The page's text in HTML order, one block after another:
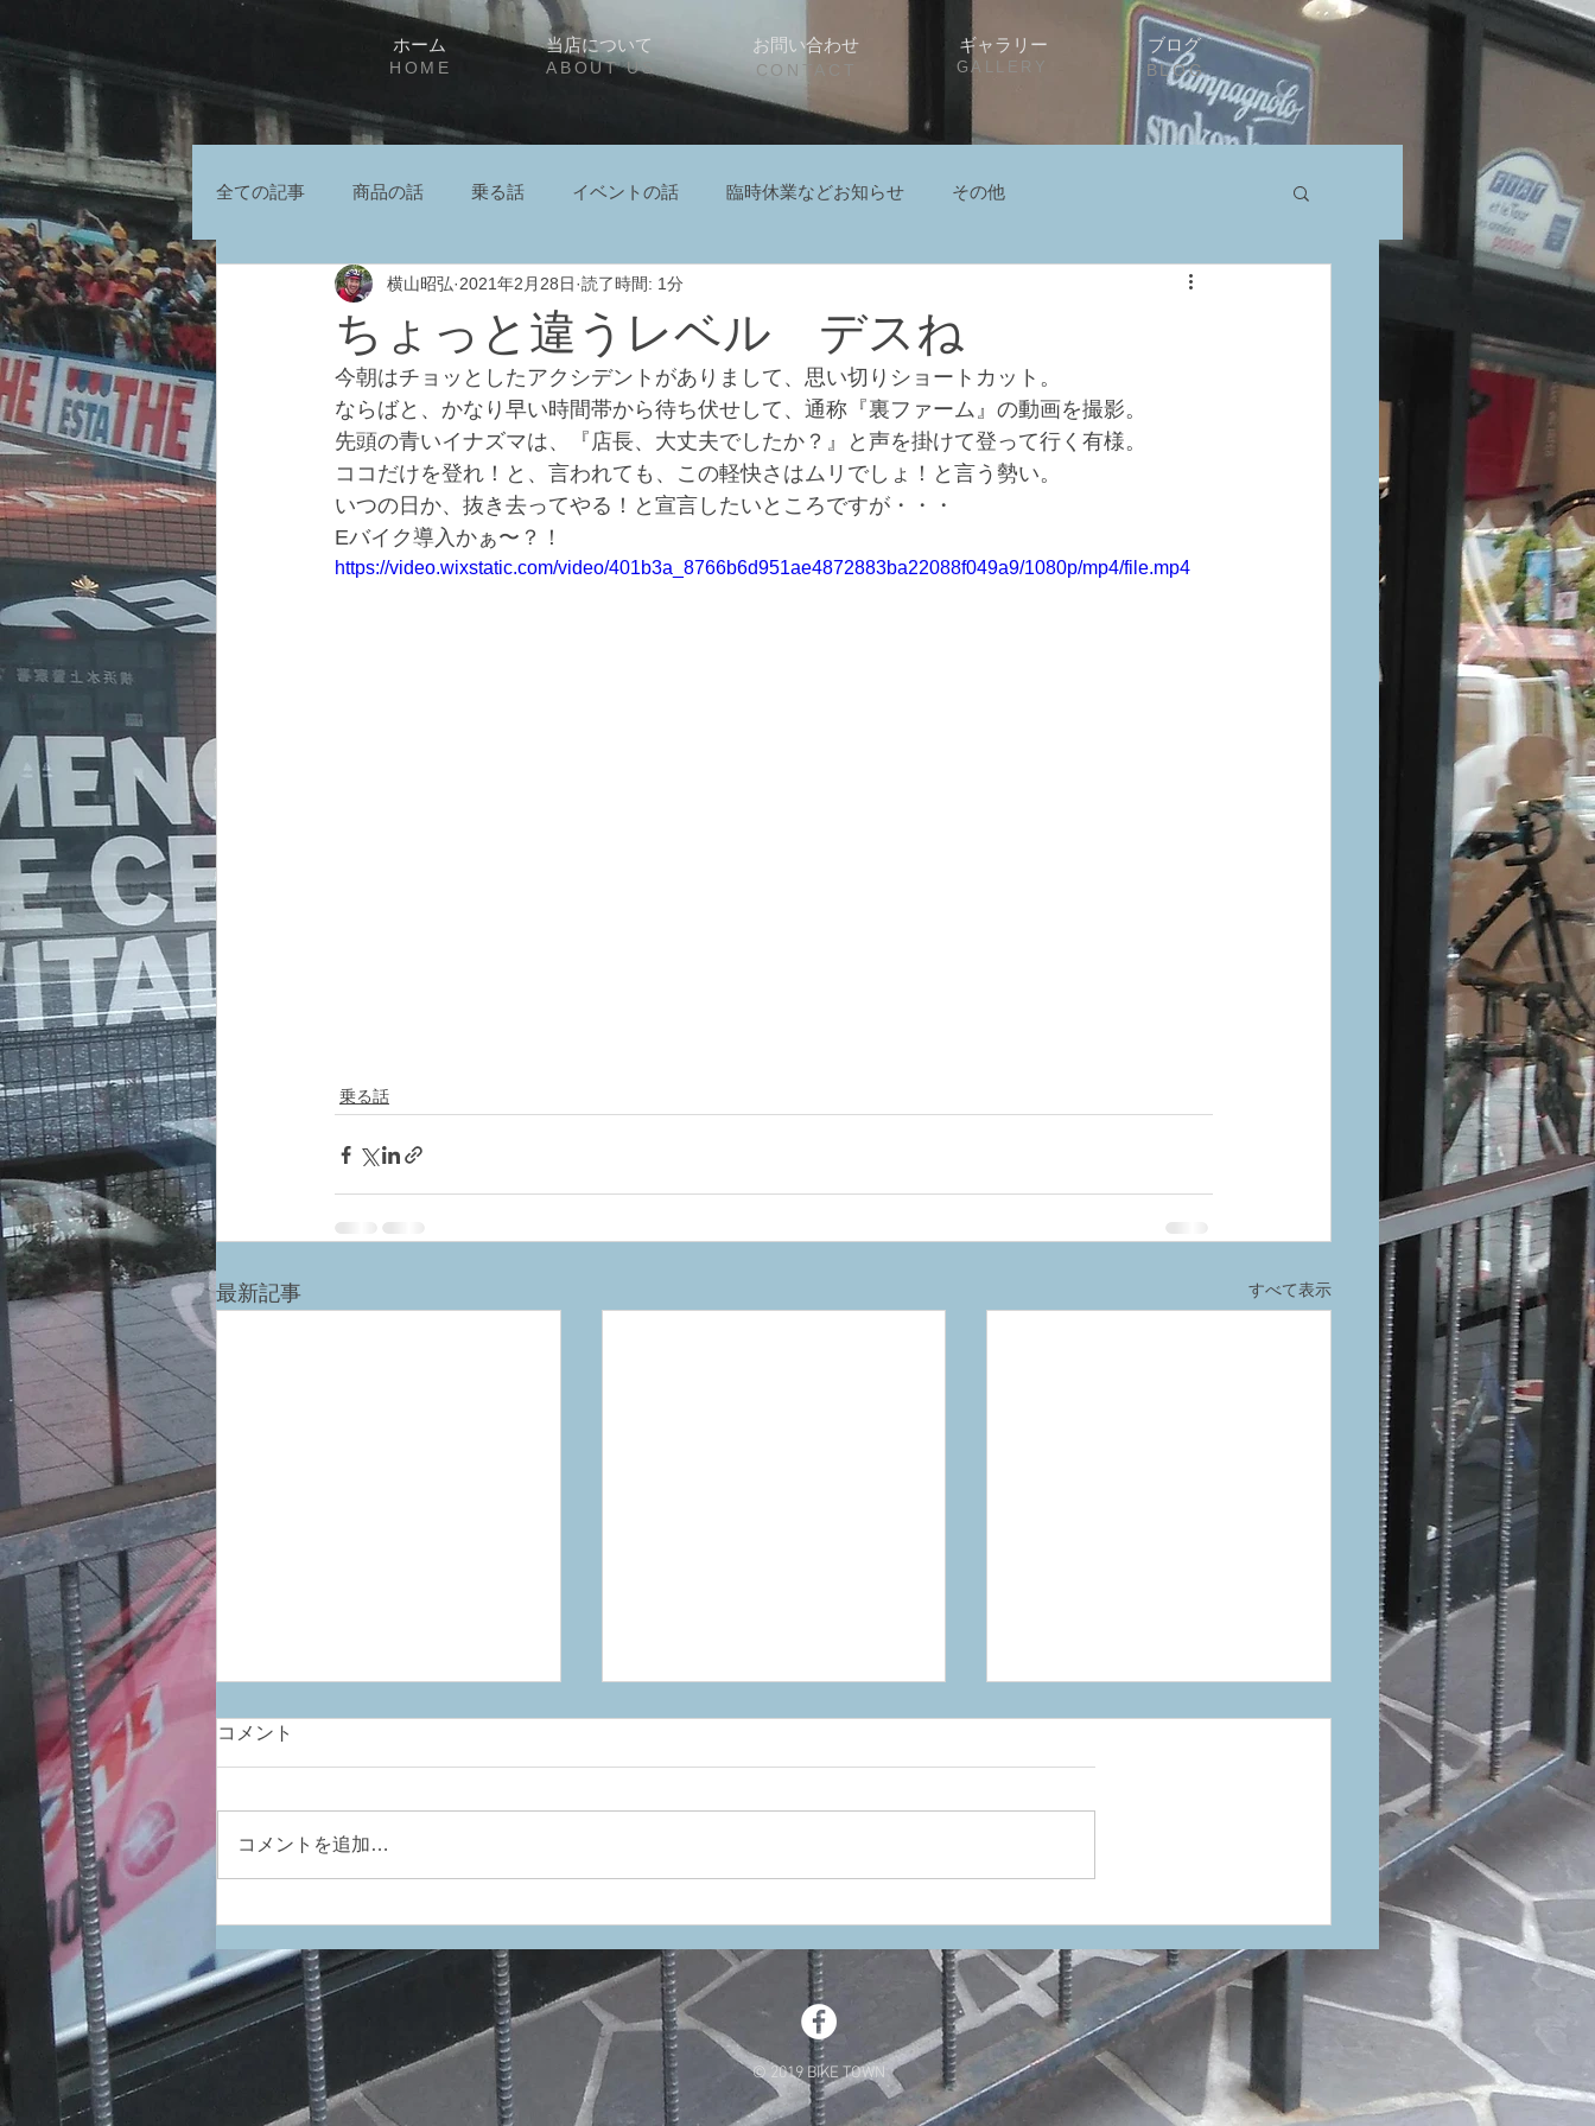
ホーム 当店について お問い合わせ ギャラリー ブログ
HOME ABOUT US GALLERY
CONTACT BLOG
全ての記事 商品の話 乗る話 イベントの話 臨時休業などお知らせ その他
ちょっと違うレベル デスね
横山昭弘 2021年2月28日 読了時間: 1分
今朝はチョッとしたアクシデントがありまして、思い切りショートカット。
ならばと、かなり早い時間帯から待ち伏せして、通称『裏ファーム』の動画を撮影。
先頭の青いイナズマは、『店長、大丈夫でしたか？』と声を掛けて登って行く有様。
ココだけを登れ！と、言われても、この軽快さはムリでしょ！と言う勢い。
いつの日か、抜き去ってやる！と宣言したいところですが・・・
Eバイク導入かぁ〜？！
https://video.wixstatic.com/video/401b3a_8766b6d951ae4872883ba22088f049a9/1080p/mp4/file.mp4
乗る話
最新記事 すべて表示
知らせ
ヤへの誘惑
コメント
コメントを追加…
© 2019 BIKE TOWN